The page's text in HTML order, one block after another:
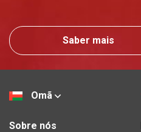
Saber mais
Omã
Sobre nós